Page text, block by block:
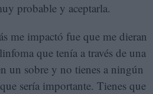
probable y aceptarla.
me impactó fue que me dieran
que tenía a través de una
un sobre y no tienes a ningún
sería importante. Tienes que